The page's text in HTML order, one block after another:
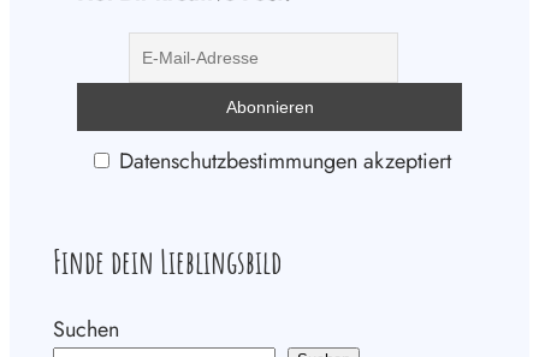
Datenschutzbestimmungen akzeptiert
Finde dein Lieblingsbild
Suchen